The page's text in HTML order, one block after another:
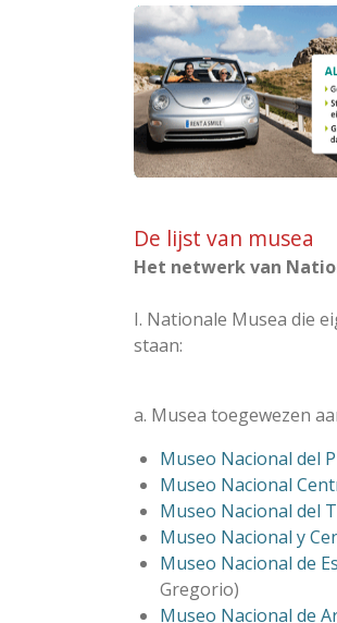
De lijst van musea
Het netwerk van
I. Nationale Musea die
staan:
a. Musea toegewezen
Museo Nacional del
Museo Nacional
Museo Nacional del
Museo Nacional y
Museo Nacional de
Gregorio)
Museo Nacional de